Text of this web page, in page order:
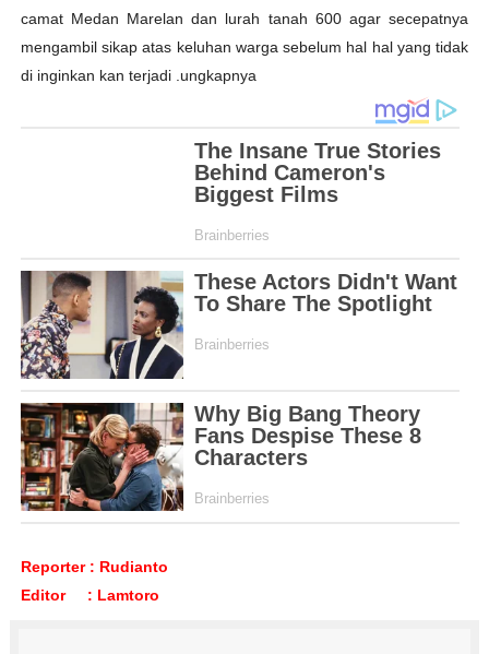
camat Medan Marelan dan lurah tanah 600 agar secepatnya
mengambil sikap atas keluhan warga sebelum hal hal yang tidak
di inginkan kan terjadi .ungkapnya
Reporter : Rudianto
Editor : Lamtoro